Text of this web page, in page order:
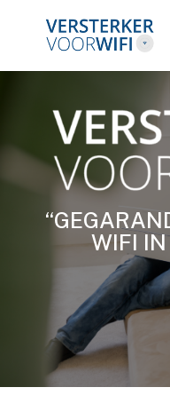
WIFI IN